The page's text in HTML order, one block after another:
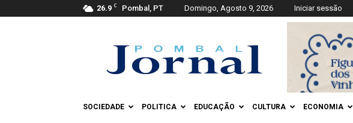
26.9 C Pombal, PT Domingo, Agosto 9, 2026 Iniciar sessão
Jornal
SOCIEDADE POLITICA EDUCAÇÃO CULTURA ECONOMIA